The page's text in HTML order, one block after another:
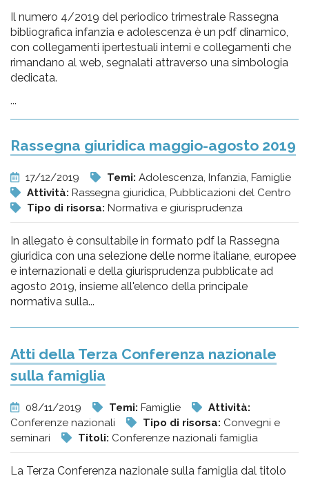
Il numero 4/2019 del periodico trimestrale Rassegna
bibliografica infanzia e adolescenza è un pdf dinamico,
con collegamenti ipertestuali interni e collegamenti che
rimandano al web, segnalati attraverso una simbologia
dedicata.
...
Rassegna giuridica maggio-agosto 2019
17/12/2019 Temi: Adolescenza, Infanzia, Famiglie
Attività: Rassegna giuridica, Pubblicazioni del Centro
Tipo di risorsa: Normativa e giurisprudenza
In allegato è consultabile in formato pdf la Rassegna
giuridica con una selezione delle norme italiane, europee
e internazionali e della giurisprudenza pubblicate ad
agosto 2019, insieme all'elenco della principale
normativa sulla...
Atti della Terza Conferenza nazionale
sulla famiglia
08/11/2019 Temi: Famiglie
Attività:
Conferenze nazionali
Tipo di risorsa: Convegni e
seminari
Titoli: Conferenze nazionali famiglia
La Terza Conferenza nazionale sulla famiglia dal titolo